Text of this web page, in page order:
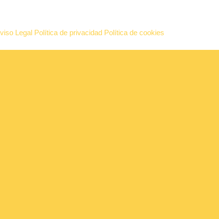
Legal Política de privacidad Política de cookies